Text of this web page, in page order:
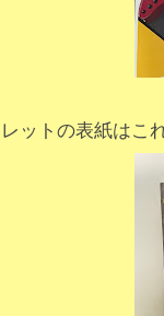
ットの表紙はこ